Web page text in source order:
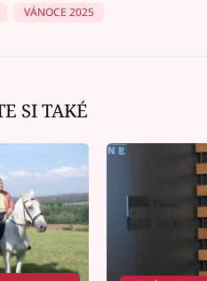
VÁNOCE 2025
SI TAKÉ